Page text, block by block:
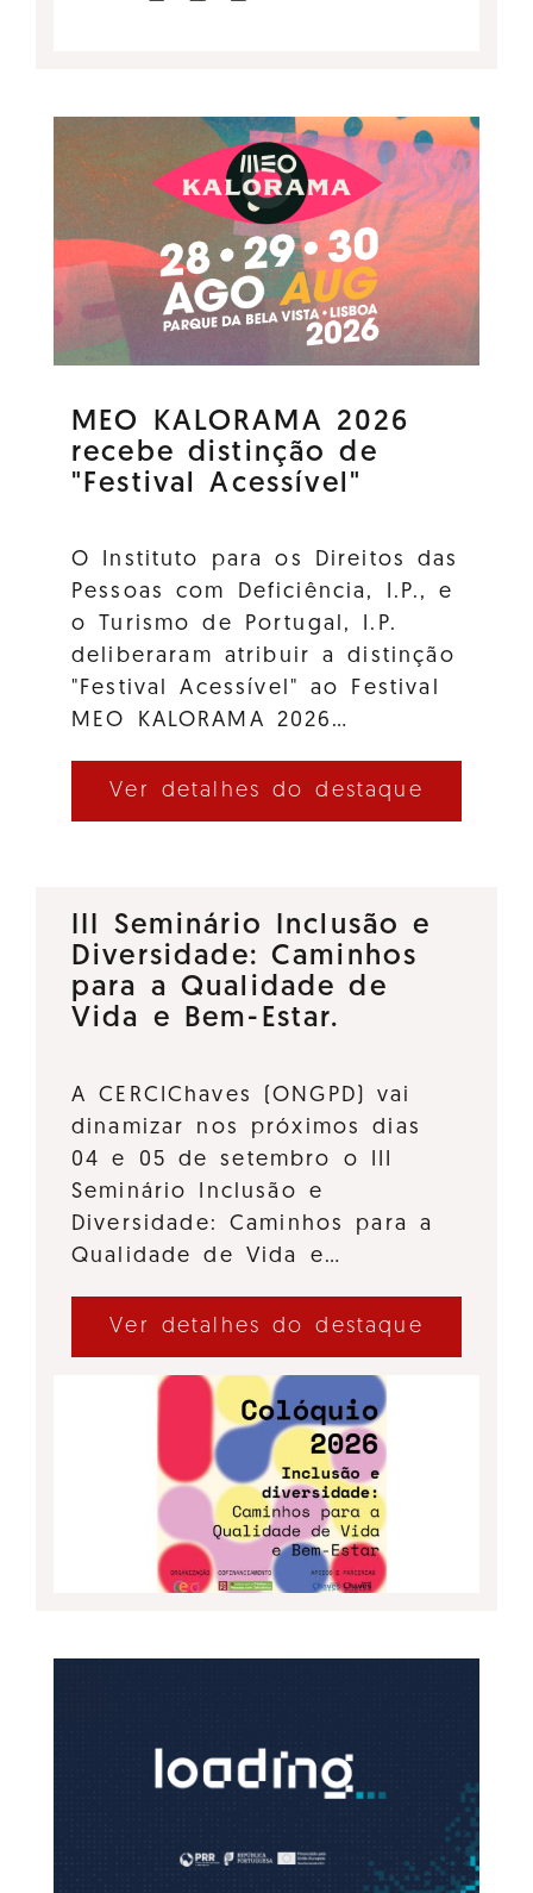
MEO KALORAMA 2026
recebe distinção de
"Festival Acessível"
O Instituto para os Direitos das
Pessoas com Deficiência, I.P., e
o Turismo de Portugal, I.P.
deliberaram atribuir a distinção
"Festival Acessível" ao Festival
MEO KALORAMA 2026…
Ver detalhes do destaque
III Seminário Inclusão e
Diversidade: Caminhos
para a Qualidade de
Vida e Bem-Estar.
A CERCIChaves (ONGPD) vai
dinamizar nos próximos dias
04 e 05 de setembro o III
Seminário Inclusão e
Diversidade: Caminhos para a
Qualidade de Vida e…
Ver detalhes do destaque